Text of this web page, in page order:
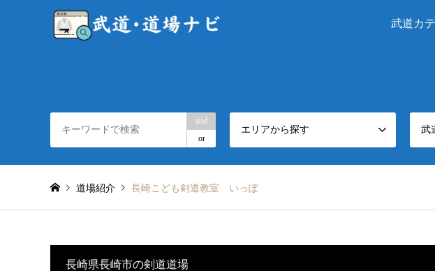
武道カ
and
or
エリアから探す 武
道場紹介 長崎こども剣道教室 いっぽ
長崎県長崎市の剣道道場